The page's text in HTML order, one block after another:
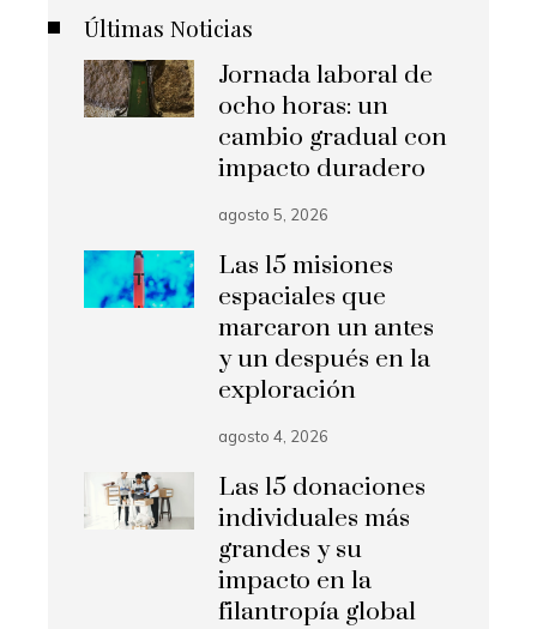
Últimas Noticias
Jornada laboral de
ocho horas: un
cambio gradual con
impacto duradero
agosto 5, 2026
Las 15 misiones
espaciales que
marcaron un antes
y un después en la
exploración
agosto 4, 2026
Las 15 donaciones
individuales más
grandes y su
impacto en la
filantropía global